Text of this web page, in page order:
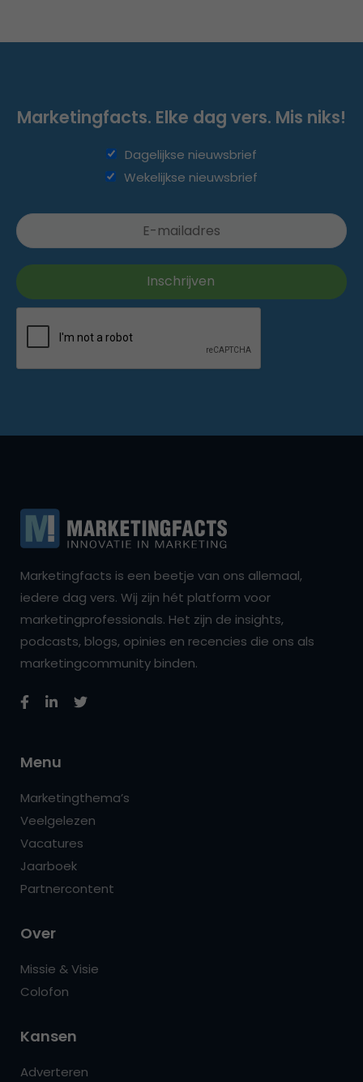
Marketingfacts. Elke dag vers. Mis niks!
Dagelijkse nieuwsbrief
Wekelijkse nieuwsbrief
Marketingfacts is een beetje van ons allemaal,
iedere dag vers. Wij zijn hét platform voor
marketingprofessionals. Het zijn de insights,
podcasts, blogs, opinies en recencies die ons als
marketingcommunity binden.
Menu
Marketingthema’s
Veelgelezen
Vacatures
Jaarboek
Partnercontent
Over
Missie & Visie
Colofon
Kansen
Adverteren